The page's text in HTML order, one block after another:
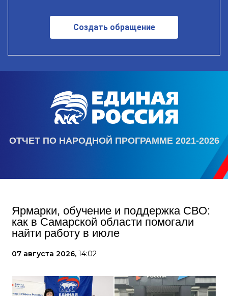
Создать обращение
ОТЧЕТ ПО НАРОДНОЙ ПРОГРАММЕ 2021-2026
Ярмарки, обучение и поддержка СВО:
как в Самарской области помогали
найти работу в июле
07 августа 2026, 14:02